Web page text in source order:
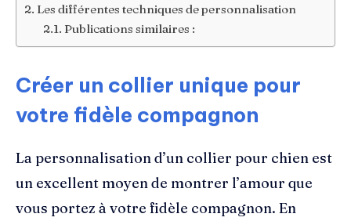
Les différentes techniques de personnalisation
Publications similaires :
Créer un collier unique pour
votre fidèle compagnon
La personnalisation d’un collier pour chien est
un excellent moyen de montrer l’amour que
vous portez à votre fidèle compagnon. En